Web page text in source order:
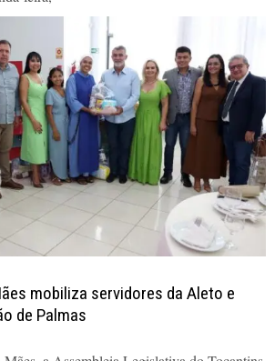
mobiliza servidores da Aleto e
de Palmas